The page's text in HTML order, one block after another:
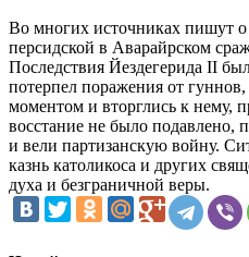
Во многих источниках пишут о
персидской в Аварайрском
Последствия Йездегерида II
потерпел поражения от
моментом и вторглись к нему,
восстание не было подавлено,
и вели партизанскую войну.
казнь католикоса и других
духа и безграничной веры.